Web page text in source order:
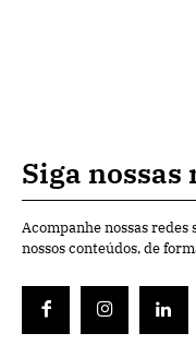
Siga nossas
Acompanhe nossas redes
nossos conteúdos, de